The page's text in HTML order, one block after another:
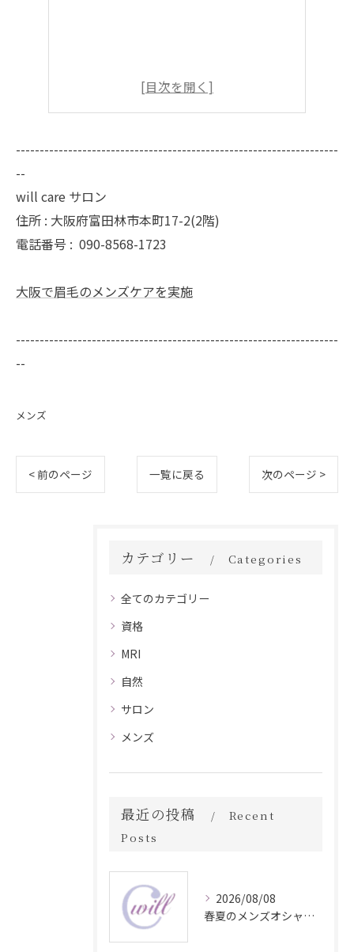
--------------------------------------------------------------------
--
will care サロン
住所 : 大阪府富田林市本町17-2(2階)
電話番号 : 090-8568-1723
大阪で眉毛のメンズケアを実施
--------------------------------------------------------------------
--
メンズ
< 前のページ 一覧に戻る 次のページ >
カテゴリー Categories
全てのカテゴリー
資格
MRI
自然
サロン
メンズ
最近の投稿
Recent
Posts
2026/08/08
春夏のメンズオシャレ最前線スタイル